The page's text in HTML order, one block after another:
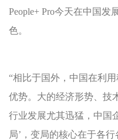
People+ Pro今天在中国发
色。
“相比于国外，中国在利
优势。大的经济形势、技
行业发展尤其迅猛，中国
局’，变局的核心在于各